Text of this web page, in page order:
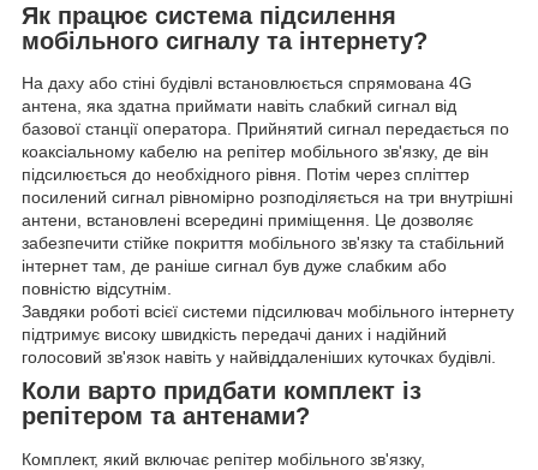
Як працює система підсилення
мобільного сигналу та інтернету?
На даху або стіні будівлі встановлюється спрямована 4G
антена, яка здатна приймати навіть слабкий сигнал від
базової станції оператора. Прийнятий сигнал передається по
коаксіальному кабелю на репітер мобільного зв'язку, де він
підсилюється до необхідного рівня. Потім через спліттер
посилений сигнал рівномірно розподіляється на три внутрішні
антени, встановлені всередині приміщення. Це дозволяє
забезпечити стійке покриття мобільного зв'язку та стабільний
інтернет там, де раніше сигнал був дуже слабким або
повністю відсутнім.
Завдяки роботі всієї системи підсилювач мобільного інтернету
підтримує високу швидкість передачі даних і надійний
голосовий зв'язок навіть у найвіддаленіших куточках будівлі.
Коли варто придбати комплект із
репітером та антенами?
Комплект, який включає репітер мобільного зв'язку,